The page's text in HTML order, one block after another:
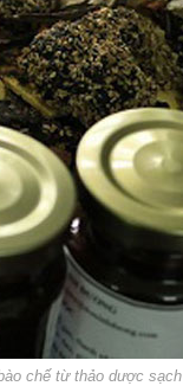
chế từ thảo dược sạch